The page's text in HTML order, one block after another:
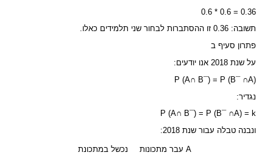
0.36 = 0.6 * 0.6
תשובה: 0.36 זו ההסתברות לבחור שני תלמידים כאלו.
פתרון סעיף ב
על שנת 2018 אנו יודעים:
(P (A∩ B¯) = P (B¯ ∩A
נגדיר:
P (A∩ B¯) = P (B¯ ∩A) = k
ונבנה טבלה עבור שנת 2018:
A עבר מתכונות
נכשל במתכונת